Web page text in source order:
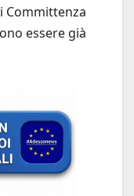
Committenza
essere già